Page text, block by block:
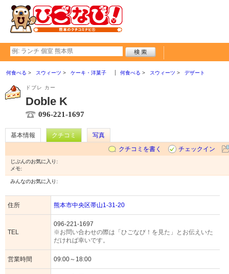
何食べる スウィーツ ケーキ・洋菓子 何食べる スウィーツ デザート
ドブレ カー
Doble K
096-221-1697
基本情報 クチコミ
写真
クチコミを書く
チェックイン
じぶんのお気に入り:
メモ:
みんなのお気に入り:
住所 熊本市中央区帯山1-31-20
TEL
096-221-1697
※お問い合わせの際は「ひごなび！を見た」とお伝えいた
だければ幸いです。
営業時間 09:00～18:00